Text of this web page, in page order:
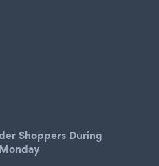
Shoppers During